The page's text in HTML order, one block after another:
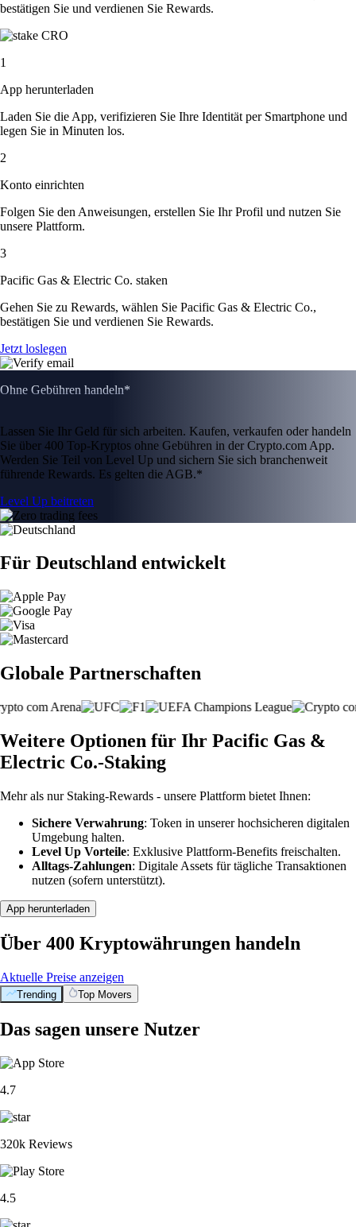
bestätigen Sie und verdienen Sie Rewards.
1
App herunterladen
Laden Sie die App, verifizieren Sie Ihre Identität per Smartphone und
legen Sie in Minuten los.
2
Konto einrichten
Folgen Sie den Anweisungen, erstellen Sie Ihr Profil und nutzen Sie
unsere Plattform.
3
Pacific Gas & Electric Co. staken
Gehen Sie zu Rewards, wählen Sie Pacific Gas & Electric Co.,
bestätigen Sie und verdienen Sie Rewards.
Jetzt loslegen
Ohne Gebühren handeln*
Lassen Sie Ihr Geld für sich arbeiten. Kaufen, verkaufen oder handeln
Sie über 400 Top-Kryptos ohne Gebühren in der Crypto.com App.
Werden Sie Teil von Level Up und sichern Sie sich branchenweit
führende Rewards. Es gelten die AGB.*
Level Up beitreten
Für Deutschland entwickelt
Globale Partnerschaften
Weitere Optionen für Ihr Pacific Gas &
Electric Co.-Staking
Mehr als nur Staking-Rewards - unsere Plattform bietet Ihnen:
Sichere Verwahrung: Token in unserer hochsicheren digitalen
Umgebung halten.
Level Up Vorteile: Exklusive Plattform-Benefits freischalten.
Alltags-Zahlungen: Digitale Assets für tägliche Transaktionen
nutzen (sofern unterstützt).
App herunterladen
Über 400 Kryptowährungen handeln
Aktuelle Preise anzeigen
Trending Top Movers
Das sagen unsere Nutzer
4.7
320k Reviews
4.5